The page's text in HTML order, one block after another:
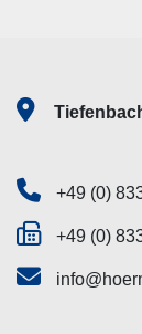
+49 (0)
+49 (0)